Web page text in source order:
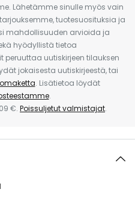
Lähetämme sinulle myös vain
tuotesuosituksia ja
mahdollisuuden arvioida ja
hyödyllistä tietoa
uutiskirjeen tilauksen
jokaisesta uutiskirjeestä, tai
. Lisätietoa löydät
.
€. Poissuljetut valmistajat.